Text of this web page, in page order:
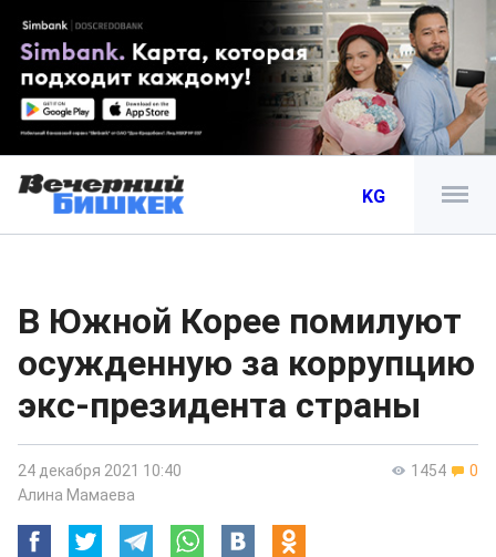
KG
В Южной Корее помилуют
осужденную за коррупцию
экс-президента страны
1454 0
24 декабря 2021 10:40
Алина Мамаева